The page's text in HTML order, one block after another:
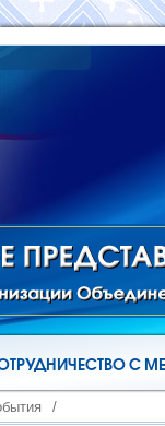
С
/